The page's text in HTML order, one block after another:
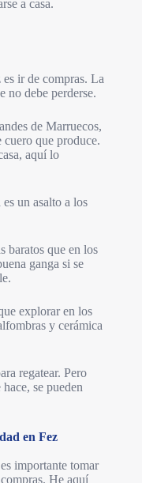
a casa.
es ir de compras. La
no debe perderse.
de Marruecos,
cuero que produce.
aquí lo
un asalto a los
baratos que en los
ganga si se
explorar en los
y cerámica
regatear. Pero
se pueden
en Fez
importante tomar
He aquí